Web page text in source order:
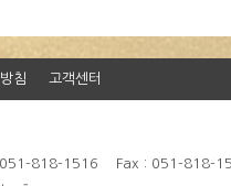
침 고객센터
818-1516 Fax : 051-818-